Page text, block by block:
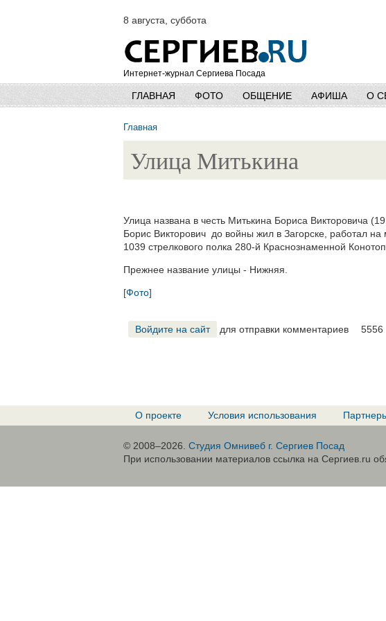
8 августа, суббота
Интернет-журнал Сергиева Посада
ГЛАВНАЯ ФОТО ОБЩЕНИЕ АФИША О
Главная
Улица Митькина
Улица названа в честь Митькина Бориса Викторовича
Борис Викторович до войны жил в Загорске, работал
1039 стрелкового полка 280-й Краснознаменной
Прежнее название улицы - Нижняя.
[Фото]
Войдите на сайт для отправки комментариев 5556
О проекте Условия использования
© 2008–2026. Студия Омнивеб г. Сергиев Посад
При использовании материалов ссылка на Сергиев.ru